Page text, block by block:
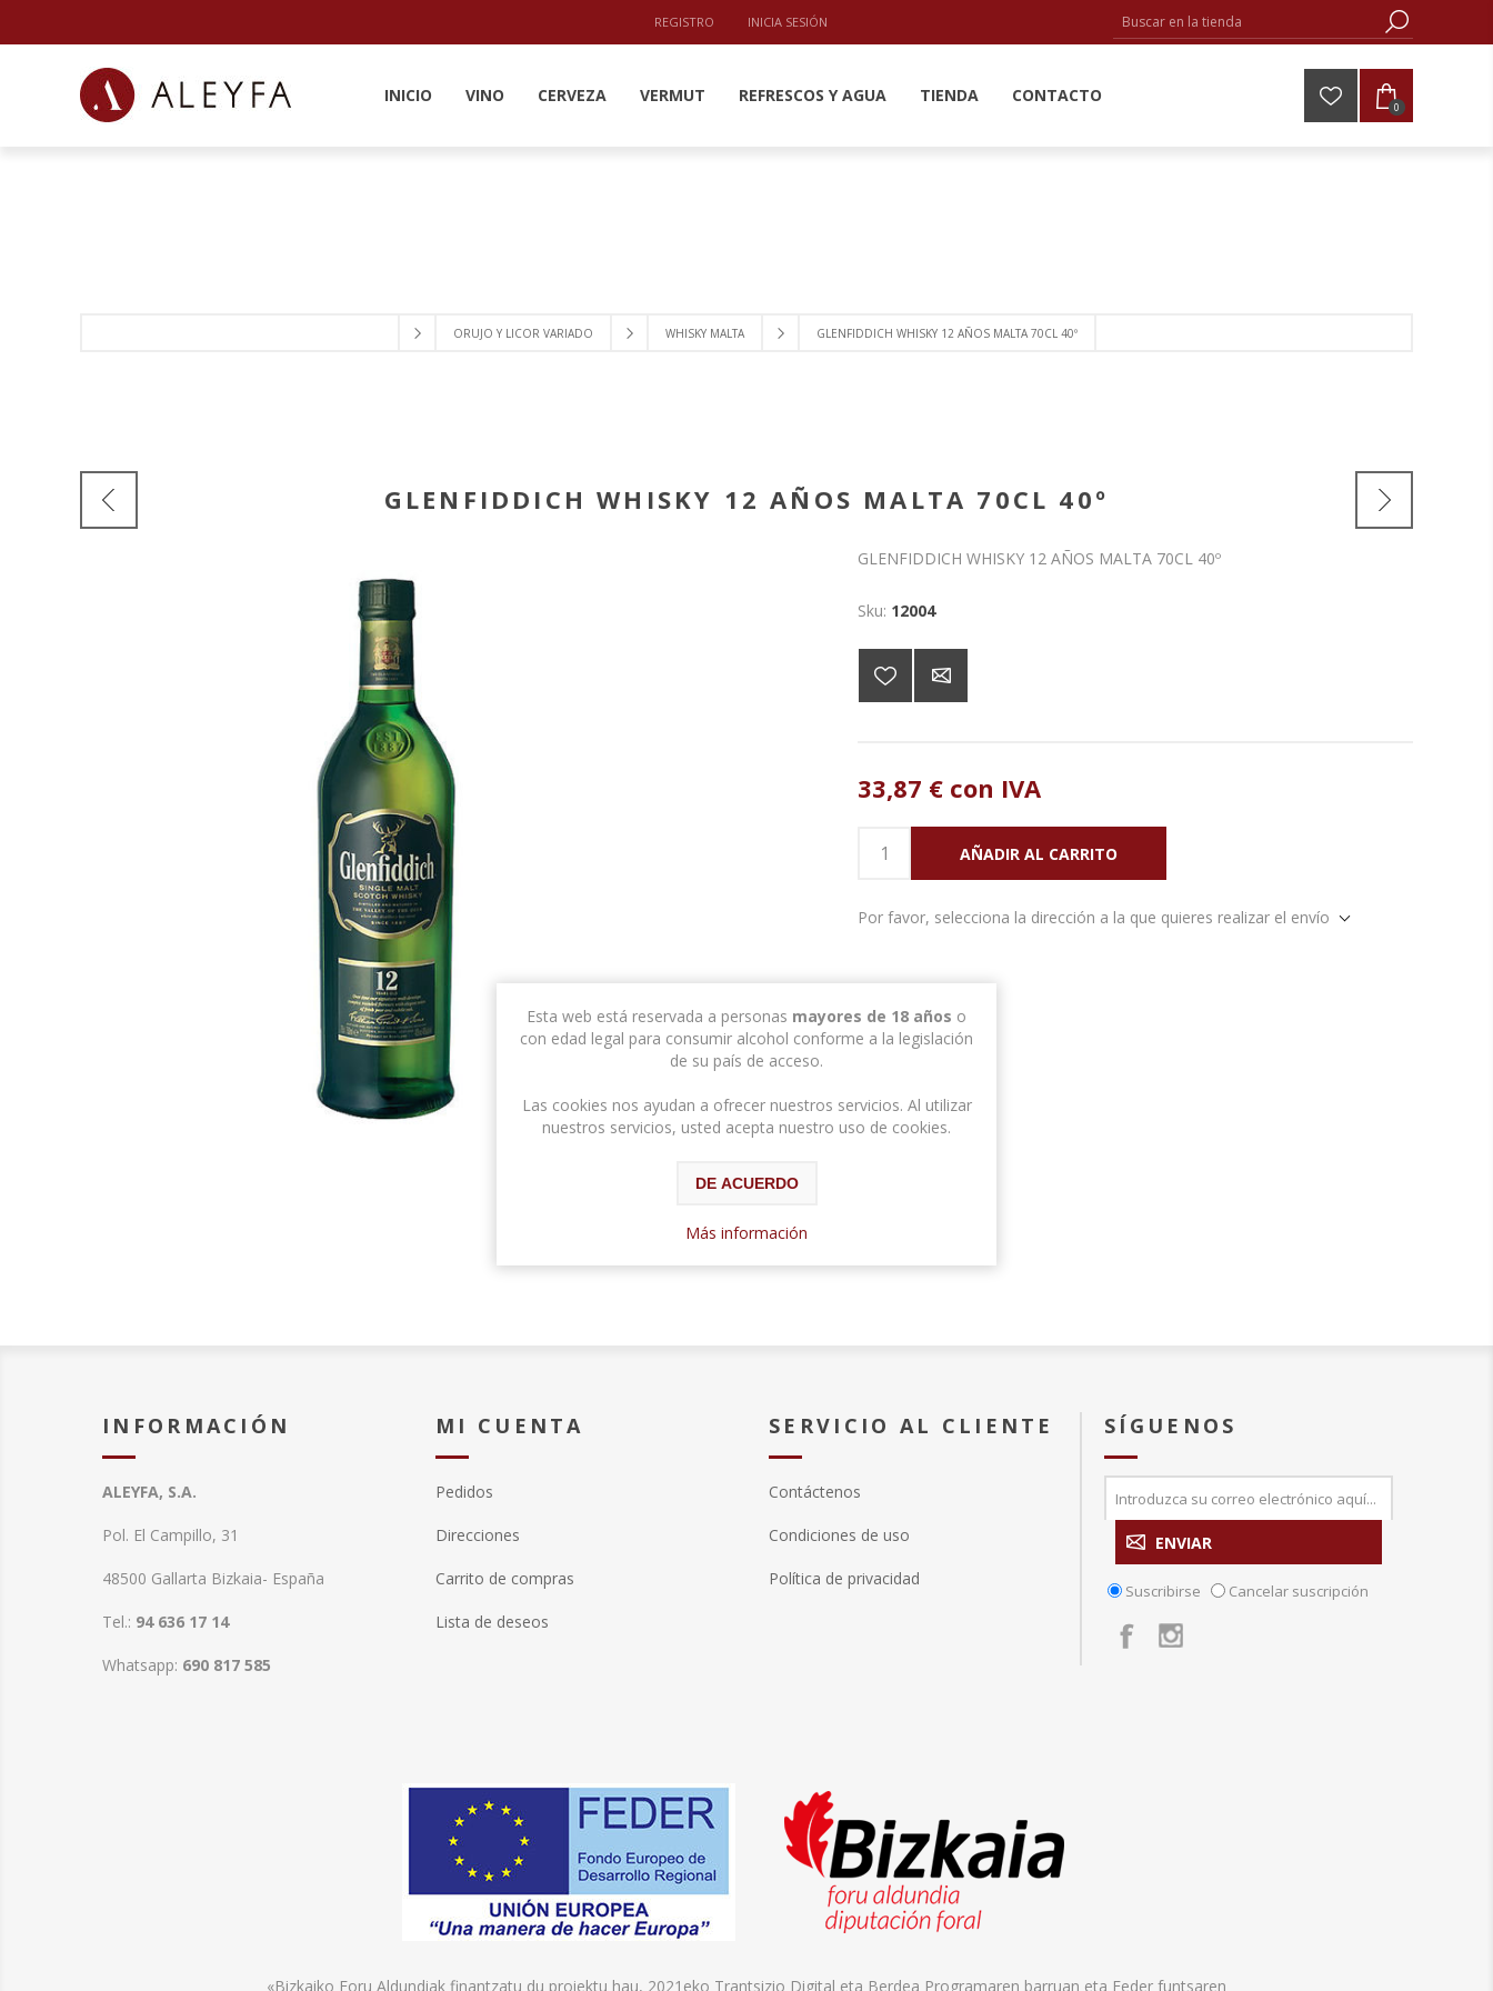
REGISTRO INICIA SESIÓN
INICIO VINO CERVEZA VERMUT REFRESCOS Y AGUA TIENDA CONTACTO
0
ORUJO Y LICOR VARIADO WHISKY MALTA GLENFIDDICH WHISKY 12 AÑOS MALTA 70CL 40º
GLENFIDDICH WHISKY 12 AÑOS MALTA 70CL 40º
GLENFIDDICH WHISKY 12 AÑOS MALTA 70CL 40º
Sku: 12004
33,87 € con IVA
Por favor, selecciona la dirección a la que quieres realizar el envío
INFORMACIÓN
ALEYFA, S.A.
Pol. El Campillo, 31
48500 Gallarta Bizkaia- España
Tel.: 94 636 17 14
Whatsapp: 690 817 585
MI CUENTA
Pedidos
Direcciones
Carrito de compras
Lista de deseos
SERVICIO AL CLIENTE
Contáctenos
Condiciones de uso
Política de privacidad
SÍGUENOS
Suscribirse Cancelar suscripción
«Bizkaiko Foru Aldundiak finantzatu du proiektu hau, 2021eko Trantsizio Digital eta Berdea Programaren barruan eta Feder funtsaren
Esta web está reservada a personas mayores de 18 años o
con edad legal para consumir alcohol conforme a la legislación
de su país de acceso.
Las cookies nos ayudan a ofrecer nuestros servicios. Al utilizar
nuestros servicios, usted acepta nuestro uso de cookies.
DE ACUERDO
Más información